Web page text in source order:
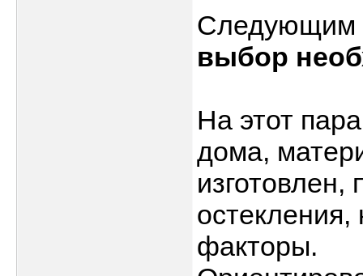
Следующим
выбор
На этот
дома,
изготовлен,
остекления,
факторы.